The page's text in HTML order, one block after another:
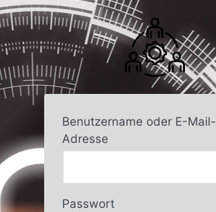
Anmelden
Benutzername oder E-Mail-
Adresse
Passwort